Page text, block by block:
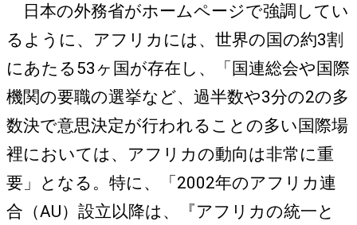
日本の外務省がホームページで強調してい
るように、アフリカには、世界の国の約3割
にあたる53ヶ国が存在し、「国連総会や国際
機関の要職の選挙など、過半数や3分の2の多
数決で意思決定が行われることの多い国際場
裡においては、アフリカの動向は非常に重
要」となる。特に、「2002年のアフリカ連
合（AU）設立以降は、『アフリカの統一と